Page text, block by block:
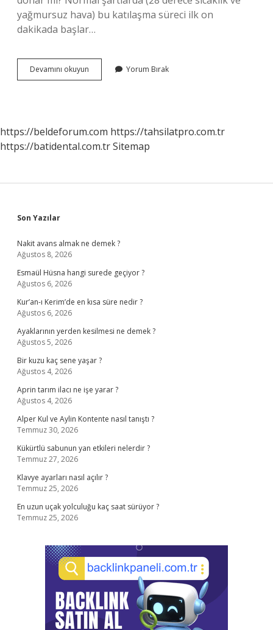
yağmursuz hava) bu katılaşma süreci ilk on
dakikada başlar…
Devamını okuyun Çimento
Harç
Yorum Bırak
https://beldeforum.com https://tahsilatpro.com.tr
https://batidental.com.trSitemap
Sidebar
Son Yazılar
Nakit avans almak ne demek ?
Ağustos 8, 2026
Esmaül Hüsna hangi surede geçiyor ?
Ağustos 6, 2026
Kur’an-ı Kerim’de en kısa süre nedir ?
Ağustos 6, 2026
Ayaklarının yerden kesilmesi ne demek ?
Ağustos 5, 2026
Bir kuzu kaç sene yaşar ?
Ağustos 4, 2026
Aprin tarım ilacı ne işe yarar ?
Ağustos 4, 2026
Alper Kul ve Aylin Kontente nasıl tanıştı ?
Temmuz 30, 2026
Kükürtlü sabunun yan etkileri nelerdir ?
Temmuz 27, 2026
Klavye ayarları nasıl açılır ?
Temmuz 25, 2026
En uzun uçak yolculuğu kaç saat sürüyor ?
Temmuz 25, 2026